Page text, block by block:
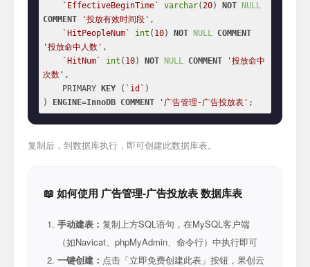
`EffectiveBeginTime`
varchar(20) NOT
NULL
COMMENT
'投放有效时间段' ,
`HitPeopleNum`
int ( 10) NOT NULL COMMENT
'投放命中人数' ,
`HitNum`
int ( 10) NOT NULL COMMENT
'投放命中
次数' ,
    PRIMARY
KEY ( `id` )
)
ENGINE=InnoDB COMMENT '广告管理-广告投放表' ;
复制后，到数据库执行，即可创建此数据库表。
📖 如何使用 广告管理-广告投放表 数据库表
手动建表： 复制上方SQL语句，在MySQL客户端
（如Navicat、phpMyAdmin、命令行）中执行即可
一键创建： 点击「立即免费创建此表」按钮，果创云